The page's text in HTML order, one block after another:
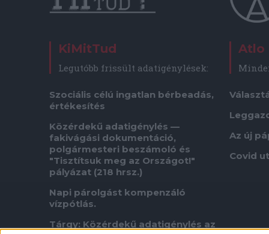
KiMitTud
Legutóbb frissült adatigénylések:
Szociális célú ingatlan bérbeadás,
értékesítés
Közérdekű adatigénylés —
fakivágási dokumentáció,
polgármesteri beszámoló és
"Tisztítsuk meg az Országot!"
pályázat (218 hrsz.)
Napi párolgást kompenzáló
vízpótlás.
Tárgy: Közérdekű adatigénylés az
Atlo
Az új
Covid